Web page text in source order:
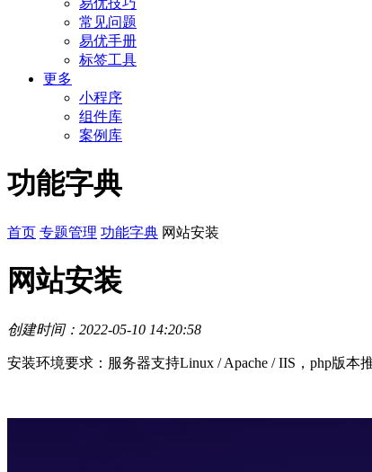
易优技巧
常见问题
易优手册
标签工具
更多
小程序
组件库
案例库
功能字典
首页 专题管理 功能字典 网站安装
网站安装
创建时间：2022-05-10 14:20:58
安装环境要求：服务器支持Linux / Apache / IIS，php版本